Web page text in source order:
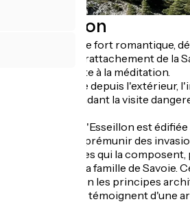
Description
Les ruines de ce fort romantique,
au moment du rattachement de la
1860, vous invite à la méditation.
Le fort s'admire depuis l'extérieur,
monument rendant la visite
La barrière de l'Esseillon est
siècle, pour se prémunir des
cinq forts sardes qui la
souverains de la famille de Savoie.
construits selon les principes
Montalembert, témoignent d'une